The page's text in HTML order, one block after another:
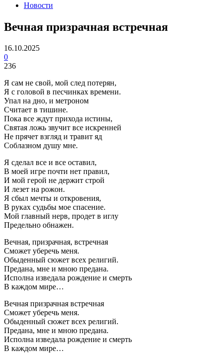
Новости
Вечная призрачная встречная
16.10.2025
0
236
Я сам не свой, мой след потерян,
Я с головой в песчинках времени.
Упал на дно, и метроном
Считает в тишине.
Пока все ждут прихода истины,
Святая ложь звучит все искренней
Не прячет взгляд и травит яд
Соблазном душу мне.
Я сделал все и все оставил,
В моей игре почти нет правил,
И мой герой не держит строй
И лезет на рожон.
Я сбыл мечты и откровения,
В руках судьбы мое спасение.
Мой главный нерв, продет в иглу
Предельно обнажен.
Вечная, призрачная, встречная
Сможет уберечь меня.
Обыденный сюжет всех религий.
Предана, мне и мною предана.
Исполна изведала рождение и смерть
В каждом мире…
Вечная призрачная встречная
Сможет уберечь меня.
Обыденный сюжет всех религий.
Предана, мне и мною предана.
Исполна изведала рождение и смерть
В каждом мире…